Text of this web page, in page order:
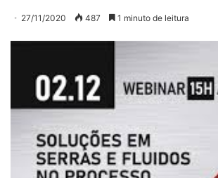
27/11/2020 487 1 minuto de leitura